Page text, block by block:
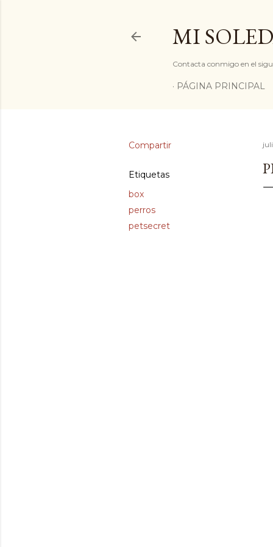
MI
Contacta conmigo en el
PÁGINA PRINCIPAL
Compartir
Etiquetas
box
perros
petsecret